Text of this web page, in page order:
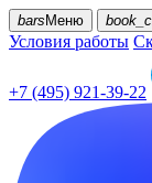
bars Меню
Условия работы
+7 (495) 921-39-22